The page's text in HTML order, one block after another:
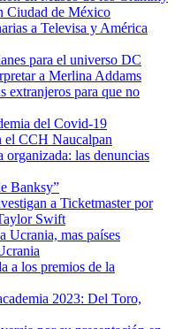
Ciudad de México
a Televisa y América
para el universo DC
a Merlina Addams
extranjeros para que no
del Covid-19
el CCH Naucalpan
las denuncias
Banksy”
a Ticketmaster por
Swift
Ucrania, mas países
a los premios de la
2023: Del Toro,